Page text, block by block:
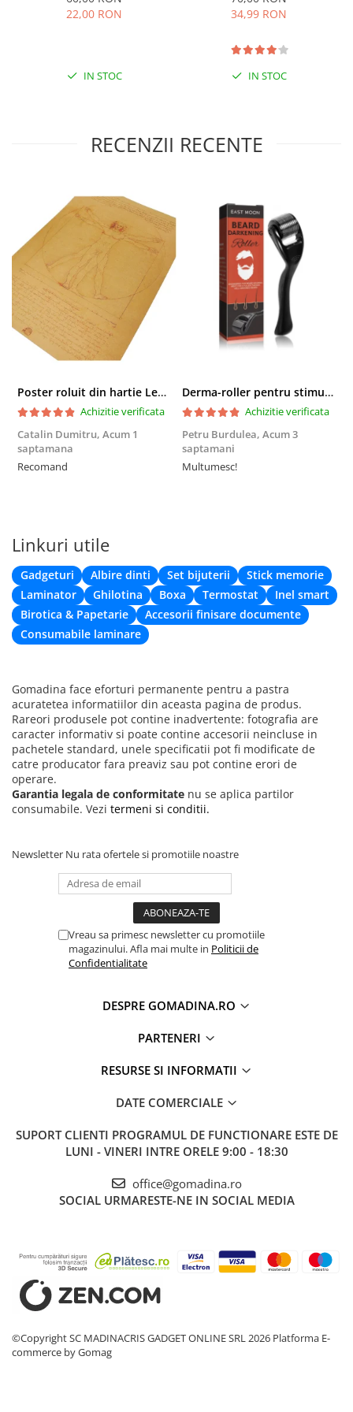
Intra aici pentru mai multe articole de sanatate si wellness.
Protect
22,00 RON
IN STOC
34,99 RON
IN STOC
RECENZII RECENTE
Poster roluit din hartie Leonardo Da Vinci, Vitruvian Man, vintage, 51x35 cm
Achizitie verificata
Catalin Dumitru, Acum 1
saptamana
Recomand
Derma-roller pentru stimularea cresterii parului, scalp si barba, Beard Roller
Achizitie verificata
Petru Burdulea, Acum 3
saptamani
Multumesc!
Linkuri utile
Gadgeturi Albire dinti Set bijuterii
Stick memorie
Laminator
Ghilotina Boxa Termostat
Inel smart
Birotica & Papetarie
Accesorii finisare documente
Consumabile laminare
Gomadina face eforturi permanente pentru a pastra
acuratetea informatiilor din aceasta pagina de produs.
Rareori produsele pot contine inadvertente: fotografia are
caracter informativ si poate contine accesorii neincluse in
pachetele standard, unele specificatii pot fi modificate de
catre producator fara preaviz sau pot contine erori de
operare.
Garantia legala de conformitate nu se aplica partilor
consumabile. Vezi termeni si conditii.
Newsletter Nu rata ofertele si promotiile noastre
Vreau sa primesc newsletter cu promotiile
magazinului. Afla mai multe in Politicii de
Confidentialitate
DESPRE GOMADINA.RO
PARTENERI
RESURSE SI INFORMATII
DATE COMERCIALE
SUPORT CLIENTI PROGRAMUL DE FUNCTIONARE ESTE DE
LUNI - VINERI INTRE ORELE 9:00 - 18:30
office@gomadina.ro
SOCIAL URMARESTE-NE IN SOCIAL MEDIA
©Copyright SC MADINACRIS GADGET ONLINE SRL 2026 Platforma E-
commerce by Gomag